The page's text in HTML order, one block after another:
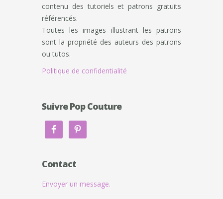
contenu des tutoriels et patrons gratuits
référencés.
Toutes les images illustrant les patrons
sont la propriété des auteurs des patrons
ou tutos.
Politique de confidentialité
Suivre Pop Couture
Contact
Envoyer un message.